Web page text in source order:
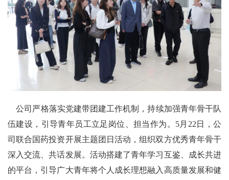
公司严格落实党建带团建工作机制，持续加强青年骨干队
伍建设，引导青年员工立足岗位、担当作为。5月22日，公
司联合国药投资开展主题团日活动，组织双方优秀青年骨干
深入交流、共话发展。活动搭建了青年学习互鉴、成长共进
的平台，引导广大青年将个人成长理想融入高质量发展和健